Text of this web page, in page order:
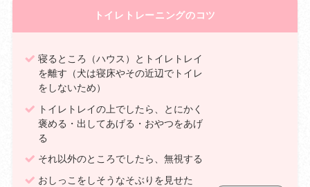
トイレトレーニングのコツ
寝るところ（ハウス）とトイレトレイ
を離す（犬は寝床やその近辺でトイレ
をしないため）
トイレトレイの上でしたら、とにかく
褒める・出してあげる・おやつをあげ
る
それ以外のところでしたら、無視する
おしっこをしそうなそぶりを見せた